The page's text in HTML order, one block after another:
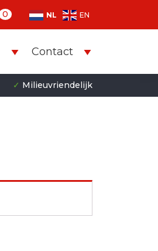
0 NL EN
Contact
✓ Milieuvriendelijk